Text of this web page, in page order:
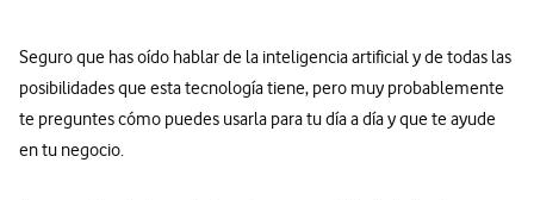
Seguro que has oído hablar de la inteligencia artificial y de todas las
posibilidades que esta tecnología tiene, pero muy probablemente
te preguntes cómo puedes usarla para tu día a día y que te ayude
en tu negocio.